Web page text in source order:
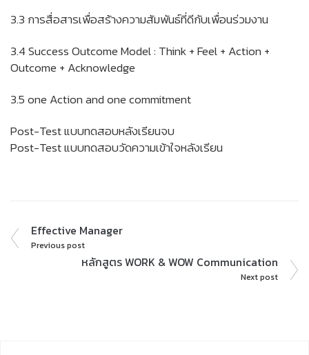
3.3 การสื่อสารเพื่อสร้างความสัมพันธ์ที่ดีกับเพื่อนร่วมงาน
3.4 Success Outcome Model : Think + Feel + Action +
Outcome + Acknowledge
3.5 one Action and one commitment
Post-Test แบบทดสอบหลังเรียนจบ
Post-Test แบบทดสอบวัดความเข้าใจหลังเรียน
Effective Manager
Previous post
หลักสูตร WORK & WOW Communication
Next post